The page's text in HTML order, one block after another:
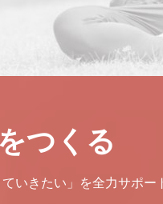
つくる
いきたい」を全力サポー